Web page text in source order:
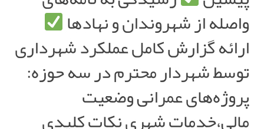
واصله از شهروندان و نهادها
ارائه گزارش کامل عملکرد شهرداری
توسط شهردار محترم در سه حوزه:
پروژه‌های عمرانی وضعیت
مالی،خدمات شهری نکات کلیدی